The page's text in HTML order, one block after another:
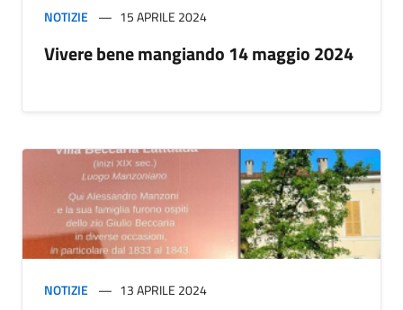
NOTIZIE 15 APRILE 2024
Vivere bene mangiando 14 maggio 2024
NOTIZIE 13 APRILE 2024